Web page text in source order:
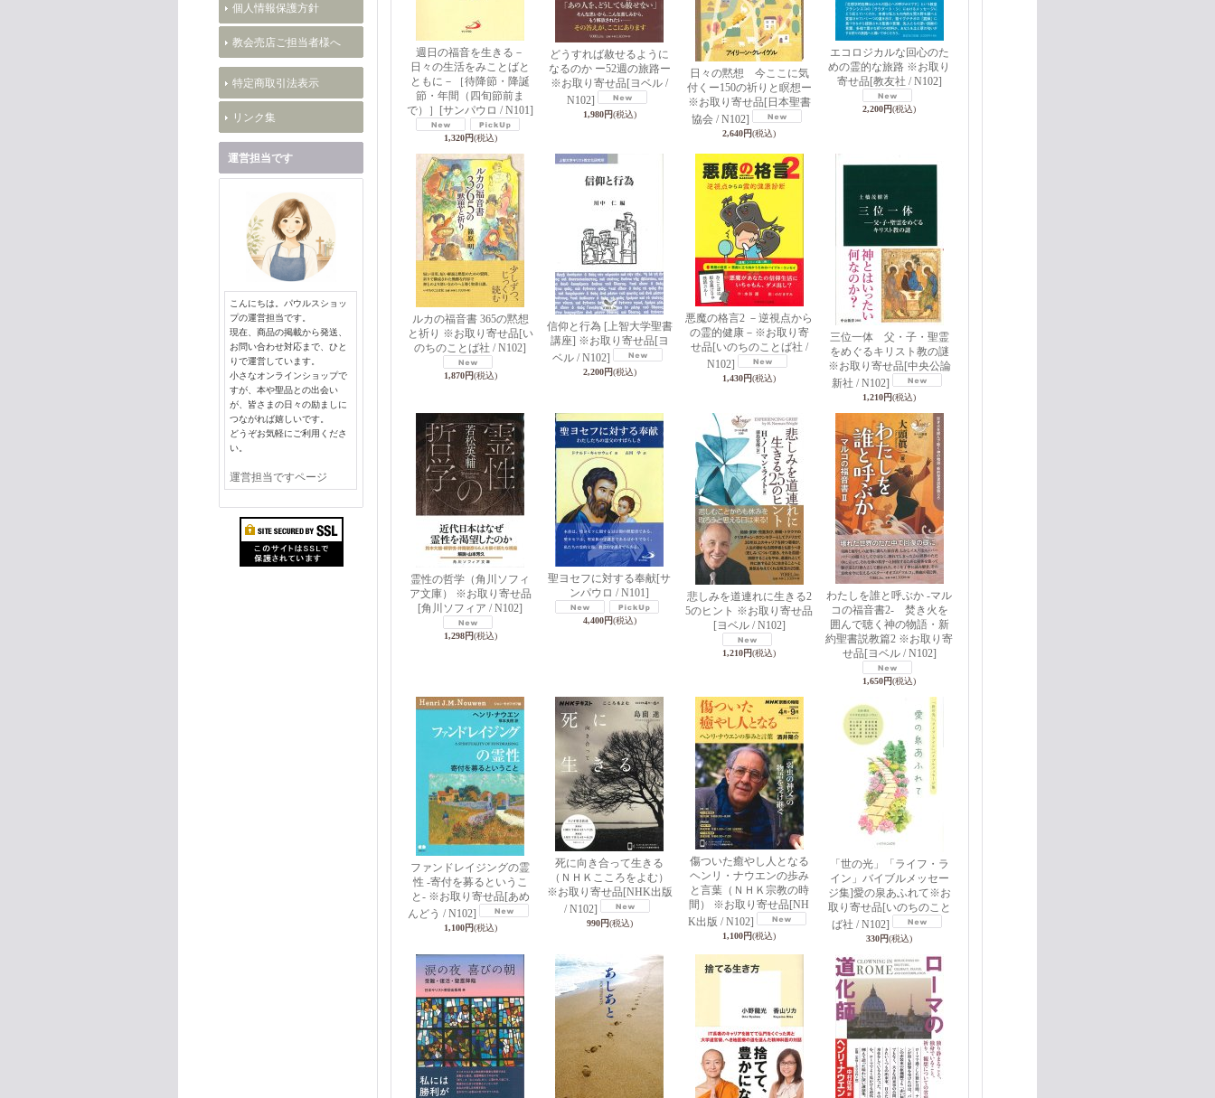
個人情報保護方針
教会売店ご担当者様へ
特定商取引法表示
リンク集
運営担当です
こんにちは。パウルスショッ
プの運営担当です。
現在、商品の掲載から発送、
お問い合わせ対応まで、ひと
りで運営しています。
小さなオンラインショップで
すが、本や聖品との出会い
が、皆さまの日々の励ましに
つながれば嬉しいです。
どうぞお気軽にご利用くださ
い。
運営担当ですページ
週日の福音を生きる－
日々の生活をみことばと
ともに－［待降節・降誕
節・年間（四旬節前ま
で）］
[サンパウロ / N101]
1,320円(税込)
どうすれば赦せるように
なるのか ー52週の旅路ー
※お取り寄せ品 [ヨベル /
N102]
1,980円(税込)
日々の黙想 今ここに気
付くー150の祈りと瞑想ー
※お取り寄せ品 [日本聖書
協会 / N102]
2,640円(税込)
エコロジカルな回心のた
めの霊的な旅路 ※お取り
寄せ品 [教友社 / N102]
2,200円(税込)
ルカの福音書 365の黙想
と祈り ※お取り寄せ品 [い
のちのことば社 / N102]
1,870円(税込)
信仰と行為 [上智大学聖書
講座] ※お取り寄せ品 [ヨ
ベル / N102]
2,200円(税込)
悪魔の格言2 －逆視点から
の霊的健康－※お取り寄
せ品 [いのちのことば社 /
N102]
1,430円(税込)
三位一体 父・子・聖霊
をめぐるキリスト教の謎
※お取り寄せ品 [中央公論
新社 / N102]
1,210円(税込)
霊性の哲学（角川ソフィ
ア文庫） ※お取り寄せ品
[角川ソフィア / N102]
1,298円(税込)
聖ヨセフに対する奉献[サ
ンパウロ / N101]
4,400円(税込)
悲しみを道連れに生きる2
5のヒント ※お取り寄せ品
[ヨベル / N102]
1,210円(税込)
わたしを誰と呼ぶか -マル
コの福音書2- 焚き火を
囲んで聴く神の物語・新
約聖書説教篇2 ※お取り寄
せ品 [ヨベル / N102]
1,650円(税込)
ファンドレイジングの霊
性 -寄付を募るというこ
と- ※お取り寄せ品 [あめ
んどう / N102]
1,100円(税込)
死に向き合って生きる
（ＮＨＫこころをよむ）
※お取り寄せ品 [NHK出版
/ N102]
990円(税込)
傷ついた癒やし人となる
ヘンリ・ナウエンの歩み
と言葉（ＮＨＫ宗教の時
間） ※お取り寄せ品 [NH
K出版 / N102]
1,100円(税込)
「世の光」「ライフ・ラ
イン」バイブルメッセー
ジ集]愛の泉あふれて※お
取り寄せ品 [いのちのこと
ば社 / N102]
330円(税込)